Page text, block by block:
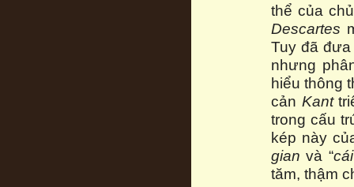
thể của
Descartes
Tuy đã
nhưng
hiểu thông
cản Kant
trong cấu
kép này
gian và “
tăm, thậm